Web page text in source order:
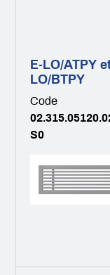
E-LO/ATPY
LO/BTPY
Code
S0